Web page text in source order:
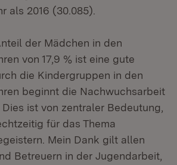
als 2016 (30.085).
der Mädchen in den
von 17,9 % ist eine gute
die Kindergruppen in den
beginnt die Nachwuchsarbeit
ist von zentraler Bedeutung,
für das Thema
Mein Dank gilt allen
Betreuern in der Jugendarbeit,